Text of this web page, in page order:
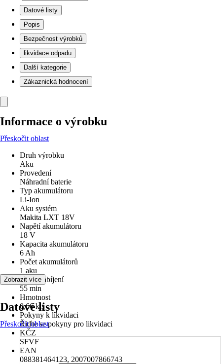
Datové listy
Popis
Bezpečnost výrobků
likvidace odpadu
Další kategorie
Zákaznická hodnocení
Informace o výrobku
Přeskočit oblast
Druh výrobku
Aku
Provedení
Náhradní baterie
Typ akumulátoru
Li-Ion
Aku systém
Makita LXT 18V
Napětí akumulátoru
18 V
Kapacita akumulátoru
6 Ah
Počet akumulátorů
1 aku
Doba nabíjení
55 min
Hmotnost
0,66 kg
Pokyny k likvidaci
Řiďte se pokyny pro likvidaci
KČZ
SFVF
EAN
088381464123, 2007007866743
Zobrazit více
Datové listy
Přeskočit oblast